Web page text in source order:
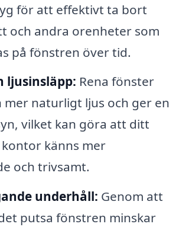
för att effektivt ta bort
och andra orenheter som
på fönstren över tid.
ljusinsläpp: Rena fönster
mer naturligt ljus och ger en
vilket kan göra att ditt
känns mer
och trivsamt.
underhåll: Genom att
putsa fönstren minskar